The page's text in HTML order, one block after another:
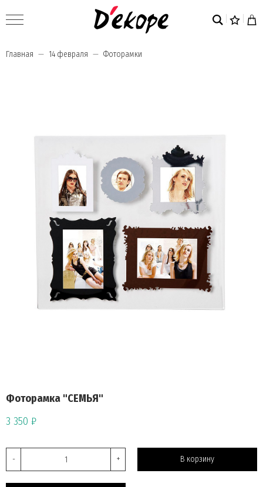
Главная 14 февраля Фоторамки
Фоторамка "СЕМЬЯ"
3 350 ₽
- + В корзину